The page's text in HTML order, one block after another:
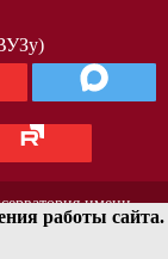
имени
работы сайта.